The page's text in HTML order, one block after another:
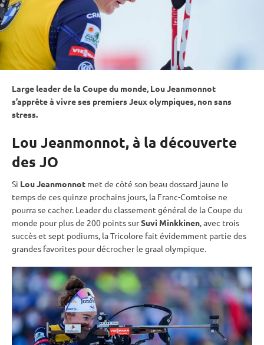
Large leader de la Coupe du monde, Lou Jeanmonnot
s’apprête à vivre ses premiersJeux olympiques, non sans
stress.
Lou Jeanmonnot, à la découverte
des JO
Si Lou Jeanmonnot met de côté son beau dossard jaune le
temps de ces quinze prochains jours, la Franc-Comtoise ne
pourra se cacher. Leader du classement général de laCoupe du
monde pour plus de 200 points surSuvi Minkkinen, avec trois
succès et sept podiums, la Tricolore fait évidemment partie des
grandes favorites pour décrocher le graal olympique.